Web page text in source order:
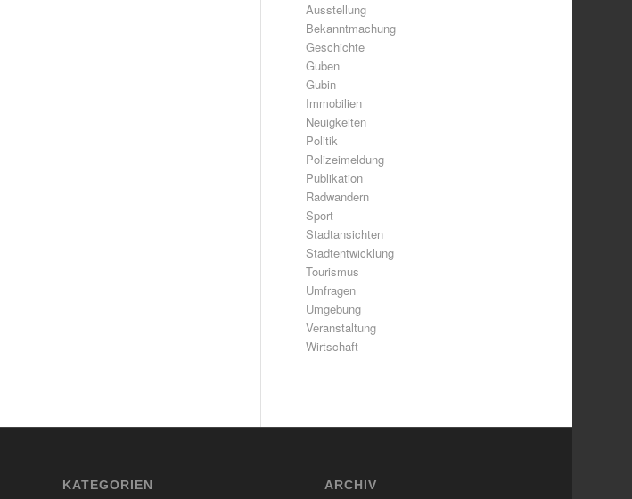
Ausstellung
Bekanntmachung
Geschichte
Guben
Gubin
Immobilien
Neuigkeiten
Politik
Polizeimeldung
Publikation
Radwandern
Sport
Stadtansichten
Stadtentwicklung
Tourismus
Umfragen
Umgebung
Veranstaltung
Wirtschaft
KATEGORIEN ARCHIV